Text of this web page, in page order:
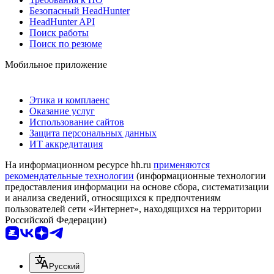
Безопасный HeadHunter
HeadHunter API
Поиск работы
Поиск по резюме
Мобильное приложение
Этика и комплаенс
Оказание услуг
Использование сайтов
Защита персональных данных
ИТ аккредитация
На информационном ресурсе hh.ru применяются
рекомендательные технологии (информационные технологии
предоставления информации на основе сбора, систематизации
и анализа сведений, относящихся к предпочтениям
пользователей сети «Интернет», находящихся на территории
Российской Федерации)
Русский